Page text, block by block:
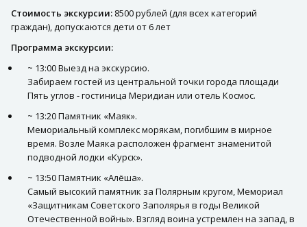
Стоимость экскурсии: 8500 рублей (для всех категорий
граждан), допускаются дети от 6 лет
Программа экскурсии:
~ 13:00 Выезд на экскурсию.
Забираем гостей из центральной точки города площади
Пять углов - гостиница Меридиан или отель Космос.
~ 13:20 Памятник «Маяк».
Мемориальный комплекс морякам, погибшим в мирное
время. Возле Маяка расположен фрагмент знаменитой
подводной лодки «Курск».
~ 13:50 Памятник «Алёша».
Самый высокий памятник за Полярным кругом, Мемориал
«Защитникам Советского Заполярья в годы Великой
Отечественной войны». Взгляд воина устремлен на запад, в